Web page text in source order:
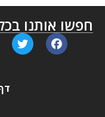
חפשו אותנו